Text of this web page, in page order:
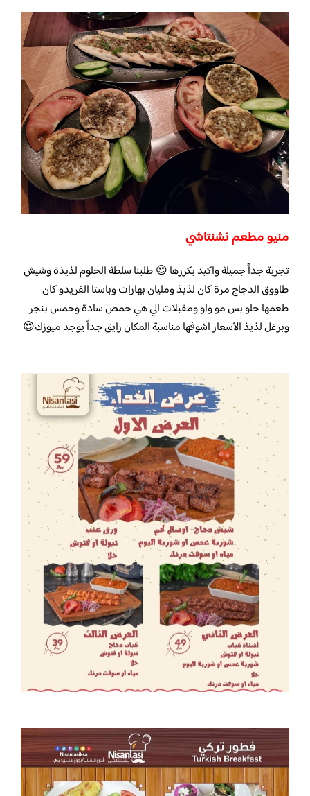
منيو مطعم نشنتاشي
تجربة جداً جميلة واكيد بكررها 😍 طلبنا سلطة الحلوم لذيذة وشيش
طاووق الدجاج مرة كان لذيذ ومليان بهارات وباستا الفريدو كان
طعمها حلو بس مو واو ومقبلات الي هي حمص سادة وحمس بنجر
وبرغل لذيذ الأسعار اشوفها مناسبة المكان رايق جداً يوجد ميوزك😍